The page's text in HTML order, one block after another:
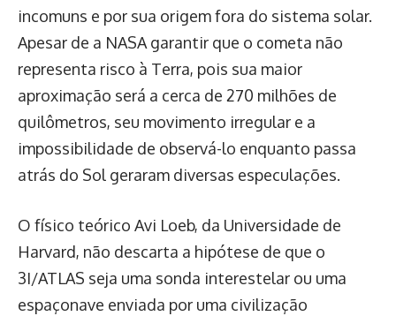
incomuns e por sua origem fora do sistema solar.
Apesar de a NASA garantir que o cometa não
representa risco à Terra, pois sua maior
aproximação será a cerca de 270 milhões de
quilômetros, seu movimento irregular e a
impossibilidade de observá-lo enquanto passa
atrás do Sol geraram diversas especulações.
O físico teórico Avi Loeb, da Universidade de
Harvard, não descarta a hipótese de que o
3I/ATLAS seja uma sonda interestelar ou uma
espaçonave enviada por uma civilização